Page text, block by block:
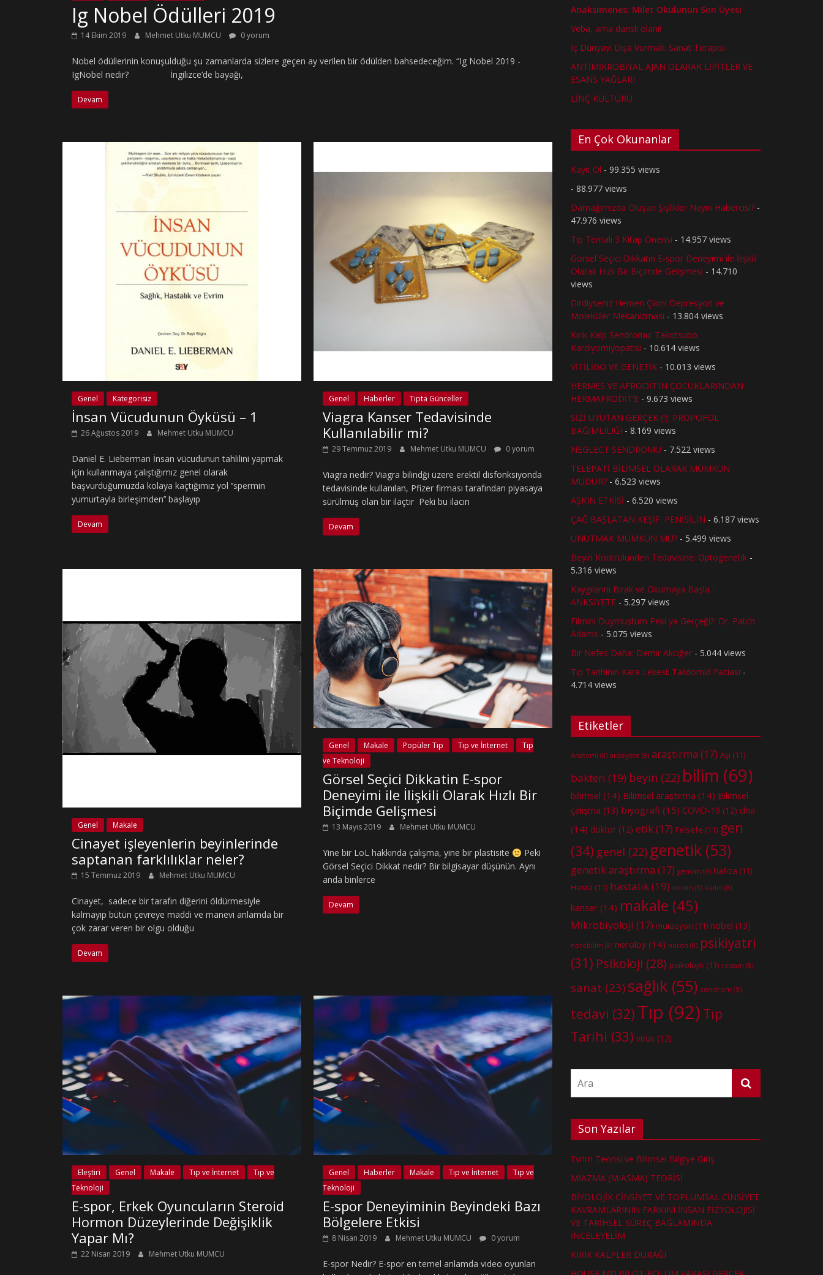
Ig Nobel Ödülleri 2019
14 Ekim 2019 Mehmet Utku MUMCU 0 yorum
Nobel ödüllerinin konuşulduğu şu zamanlarda sizlere geçen ay verilen bir ödülden bahsedeceğim. “Ig Nobel 2019 -
IgNobel nedir? İngilizce’de bayağı,
Devam
Genel Kategorisiz
İnsan Vücudunun Öyküsü – 1
26 Ağustos 2019 Mehmet Utku MUMCU
Daniel E. Lieberman İnsan vücudunun tahlilini yapmak
için kullanmaya çalıştığımız genel olarak
başvurduğumuzda kolaya kaçtığımız yol ‘’spermin
yumurtayla birleşimden’’ başlayıp
Devam
Genel Haberler Tıpta Günceller
Viagra Kanser Tedavisinde
Kullanılabilir mi?
29 Temmuz 2019 Mehmet Utku MUMCU 0 yorum
Viagra nedir? Viagra bilindği üzere erektil disfonksiyonda
tedavisinde kullanılan, Pfizer firması tarafından piyasaya
sürülmüş olan bir ilaçtır Peki bu ilacın
Devam
Genel Makale
Cinayet işleyenlerin beyinlerinde
saptanan farklılıklar neler?
15 Temmuz 2019 Mehmet Utku MUMCU
Cinayet, sadece bir tarafın diğerini öldürmesiyle
kalmayıp bütün çevreye maddi ve manevi anlamda bir
çok zarar veren bir olgu olduğu
Devam
Genel Makale Popüler Tıp Tıp ve İnternet
Tıp
ve Teknoloji
Görsel Seçici Dikkatin E-spor
Deneyimi ile İlişkili Olarak Hızlı Bir
Biçimde Gelişmesi
13 Mayıs 2019 Mehmet Utku MUMCU
Yine bir LoL hakkında çalışma, yine bir plastisite
Peki
Görsel Seçici Dikkat nedir? Bir bilgisayar düşünün. Aynı
anda binlerce
Devam
Eleştiri Genel Makale Tıp ve İnternet
Tıp ve
Teknoloji
E-spor, Erkek Oyuncuların Steroid
Hormon Düzeylerinde Değişiklik
Yapar Mı?
22 Nisan 2019 Mehmet Utku MUMCU
Genel Haberler Makale Tıp ve İnternet
Tıp ve
Teknoloji
E-spor Deneyiminin Beyindeki Bazı
Bölgelere Etkisi
8 Nisan 2019 Mehmet Utku MUMCU 0 yorum
E-spor Nedir? E-spor en temel anlamda video oyunları
Anaksimenes: Milet Okulunun Son Üyesi
Veba, ama danslı olanı!
İç Dünyayı Dışa Vurmak: Sanat Terapisi
ANTİMİKROBİYAL AJAN OLARAK LİPİTLER VE
ESANS YAĞLARI
LİNÇ KÜLTÜRÜ
En Çok Okunanlar
Kayıt Ol - 99.355 views
- 88.977 views
Damağımızda Oluşan Şişlikler Neyin Habercisi? -
47.976 views
Tıp Temalı 3 Kitap Önerisi - 14.957 views
Görsel Seçici Dikkatin E-spor Deneyimi ile İlişkili
Olarak Hızlı Bir Biçimde Gelişmesi - 14.710
views
Girdiyseniz Hemen Çıkın! Depresyon ve
Moleküler Mekanizması - 13.804 views
Kırık Kalp Sendromu: Takotsubo
Kardiyomiyopatisi - 10.614 views
VİTİLİGO VE GENETİK - 10.013 views
HERMES VE AFRODİT’İN ÇOCUKLARINDAN
HERMAFRODİT’E - 9.673 views
SİZİ UYUTAN GERÇEK (!): PROPOFOL
BAĞIMLILIĞI - 8.169 views
NEGLECT SENDROMU - 7.522 views
TELEPATİ BİLİMSEL OLARAK MÜMKÜN
MÜDÜR? - 6.523 views
AŞKIN ETKİSİ - 6.520 views
ÇAĞ BAŞLATAN KEŞİF: PENİSİLİN - 6.187 views
UNUTMAK MÜMKÜN MÜ? - 5.499 views
Beyin Kontrolünden Tedavisine: Optogenetik -
5.316 views
Kaygılarını Bırak ve Okumaya Başla :
ANKSİYETE - 5.297 views
Filmini Duymuştum Peki ya Gerçeği?: Dr. Patch
Adams - 5.075 views
Bir Nefes Daha: Demir Akciğer - 5.044 views
Tıp Tarihinin Kara Lekesi: Talidomid Faciası -
4.714 views
Etiketler
Anatomi (8) anksiyete (8) araştırma (17) Aşı (11)
bakteri (19) beyin (22) bilim (69)
bilimsel (14) Bilimsel araştırma (14) Bilimsel
çalışma (13) biyografi (15) COVID-19 (12) dna
(14) doktor (12) etik(17) Felsefe (11) gen
(34) genel (22) genetik (53)
genetik araştırma (17) genom (9) hafıza (11)
Hasta (11) hastalık(19) hekim (8) kadın (8)
kanser (14) makale (45)
Mikrobiyoloji (17) mutasyon (11) nobel (13)
nörobilim (8) nöroloji (14) nöron (8) psikiyatri
(31) Psikoloji (28) psikolojik (11) ressam (8)
sanat (23) sağlık (55) sendrom (9)
tedavi (32) Tıp (92) Tıp
Tarihi (33) virüs (12)
Son Yazılar
Evrim Teorisi ve Bilimsel Bilgiye Giriş
MİAZMA (MIASMA) TEORİSİ
BİYOLOJİK CİNSİYET VE TOPLUMSAL CİNSİYET
KAVRAMLARININ FARKINI İNSAN FİZYOLOJİSİ
VE TARİHSEL SÜREÇ BAĞLAMINDA
İNCELEYELİM
KIRIK KALPLER DURAĞI